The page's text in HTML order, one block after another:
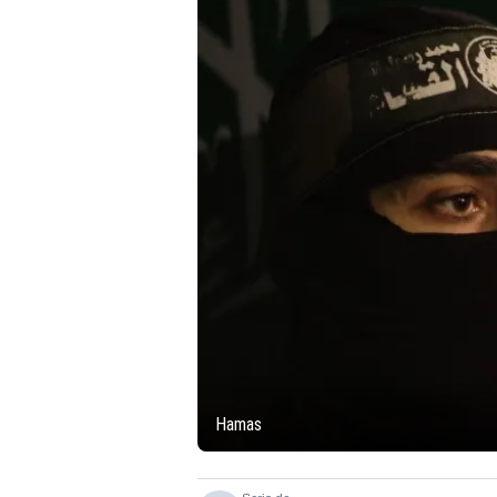
Hamas